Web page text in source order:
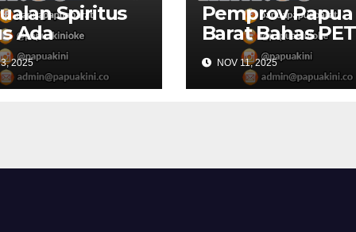
Spiritus
Ada
Kaimana
2025
Pemprov Papua
Barat Bahas
Dengan Komisi
NOV 11, 2025